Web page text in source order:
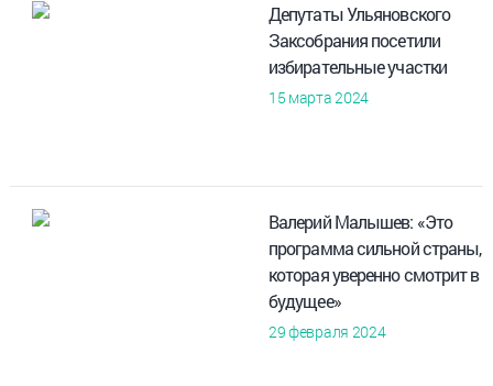
Депутаты Ульяновского
Заксобрания посетили
избирательные участки
15 марта 2024
Валерий Малышев: «Это
программа сильной страны,
которая уверенно смотрит в
будущее»
29 февраля 2024